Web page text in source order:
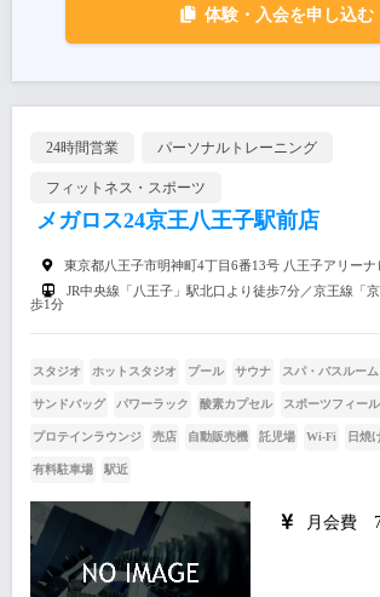
体験・入会を申し込む
24時間営業 パーソナルトレーニング
フィットネス・スポーツ
メガロス24京王八王子駅前店
東京都八王子市明神町4丁目6番13号 八王子アリーナ
JR中央線「八王子」駅北口より徒歩7分／京王線「
歩1分
スタジオ ホットスタジオ プール サウナ スパ・バスルーム
サンドバッグ パワーラック 酸素カプセル スポーツフィー
プロテインラウンジ 売店 自動販売機 託児場 Wi-Fi 日焼
有料駐車場 駅近
月会費